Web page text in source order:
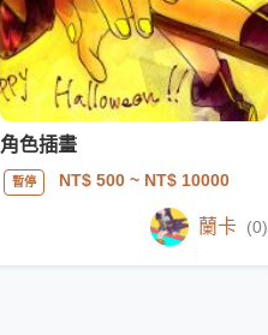
角色插畫
暫停 NT$ 500~ NT$ 10000
蘭卡 (0)